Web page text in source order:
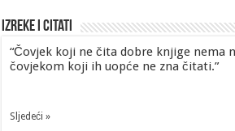
Izreke i Citati
“Čovjek koji ne čita dobre knjige nema
čovjekom koji ih uopće ne zna čitati.”
Sljedeći »